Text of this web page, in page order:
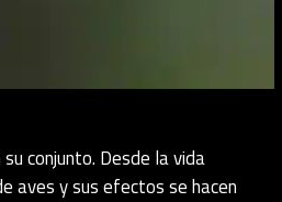
conjunto. Desde la vida
aves y sus efectos se hacen